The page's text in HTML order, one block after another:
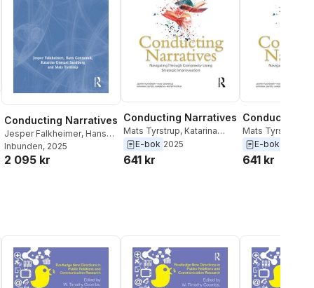
Conducting Narratives
Jesper Falkheimer, Hans
Gennerud ,Katarina Gentzel
Sandberg,Mats Tyrstrup
Inbunden, 2025
2 095 kr
Conducting Narratives
Mats Tyrstrup, Katarina
Gentzel Sandberg
Gennerud
E-bok 2025
641 kr
Conducting
Mats Tyrstrup
Gentzel
Gennerud
E-bok
641 kr